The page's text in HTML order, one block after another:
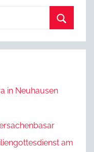
in Neuhausen
am